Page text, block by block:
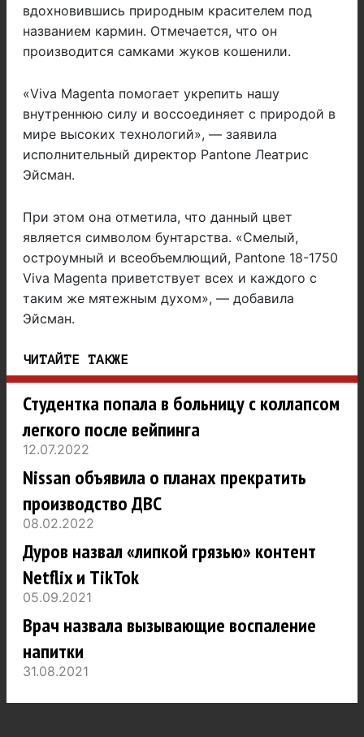
вдохновившись природным красителем под
названием кармин. Отмечается, что он
производится самками жуков кошенили.
«Viva Magenta помогает укрепить нашу
внутреннюю силу и воссоединяет с природой в
мире высоких технологий», — заявила
исполнительный директор Pantone Леатрис
Эйсман.
При этом она отметила, что данный цвет
является символом бунтарства. «Смелый,
остроумный и всеобъемлющий, Pantone 18-1750
Viva Magenta приветствует всех и каждого с
таким же мятежным духом», — добавила
Эйсман.
ЧИТАЙТЕ ТАКЖЕ
Студентка попала в больницу с коллапсом
легкого после вейпинга
12.07.2022
Nissan объявила о планах прекратить
производство ДВС
08.02.2022
Дуров назвал «липкой грязью» контент
Netflix и TikTok
05.09.2021
Врач назвала вызывающие воспаление
напитки
31.08.2021